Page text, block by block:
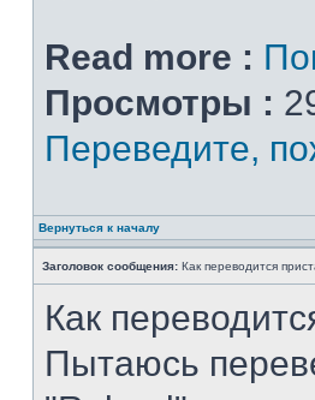
Read more :
Просмотры :
Переведите,
Вернуться к началу
Заголовок сообщения: Как переводится
Как
Пытаюсь